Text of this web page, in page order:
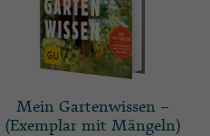
Mein Gartenwissen –
(Exemplar mit Mängeln)